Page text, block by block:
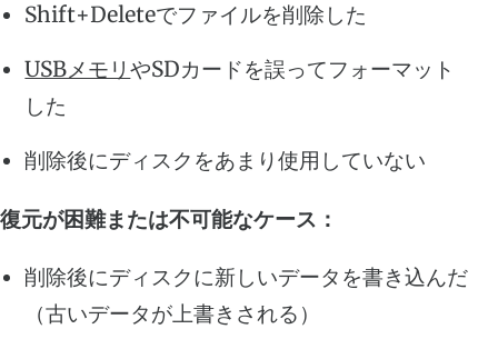
Shift+Deleteでファイルを削除した
USBメモリやSDカードを誤ってフォーマット
した
削除後にディスクをあまり使用していない
復元が困難または不可能なケース：
削除後にディスクに新しいデータを書き込んだ
（古いデータが上書きされる）